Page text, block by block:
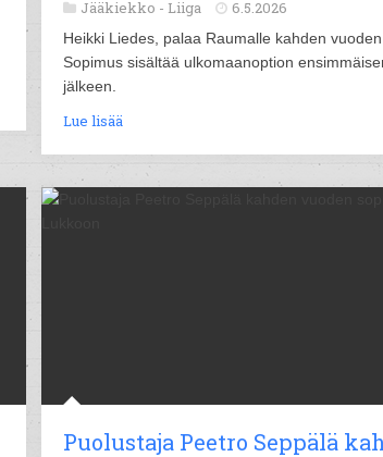
Jääkiekko - Liiga 6.5.2026
Heikki Liedes, palaa Raumalle kahden vuoden
Sopimus sisältää ulkomaanoption
jälkeen.
Lue lisää
Puolustaja Peetro Seppälä